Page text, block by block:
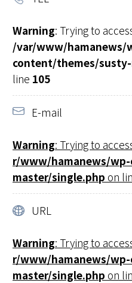
Warning: Trying to
/var/www/hamanews/
content/themes/
line 105
E-mail
Warning: Trying to
r/www/hamanews/
master/single.php on
URL
Warning: Trying to
r/www/hamanews/
master/single.php on